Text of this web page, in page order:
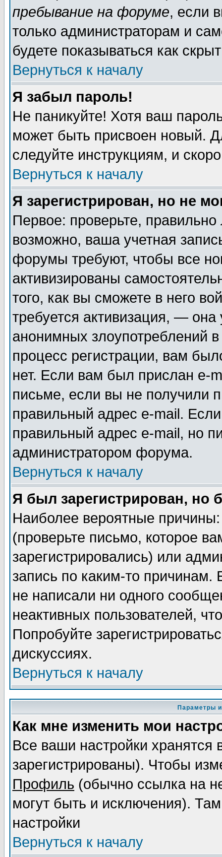
пребывание на форуме, если
только администраторам и
будете показываться как
Вернуться к началу
Я забыл пароль!
Не паникуйте! Хотя ваш
может быть присвоен новый.
следуйте инструкциям, и
Вернуться к началу
Я зарегистрирован, но не
Первое: проверьте,
возможно, ваша учетная
форумы требуют, чтобы все
активизированы
того, как вы сможете в него
требуется активизация, —
анонимных злоупотреблений
процесс регистрации, вам
нет. Если вам был прислан e-
письме, если вы не получили
правильный адрес e-mail.
правильный адрес e-mail, но
администратором форума.
Вернуться к началу
Я был зарегистрирован, но
Наиболее вероятные
(проверьте письмо, которое
зарегистрировались) или
запись по каким-то
не написали ни одного
неактивных пользователей,
Попробуйте
дискуссиях.
Вернуться к началу
Параметры
Как мне изменить мои
Все ваши настройки
зарегистрированы). Чтобы
Профиль (обычно ссылка на
могут быть и исключения).
настройки
Вернуться к началу